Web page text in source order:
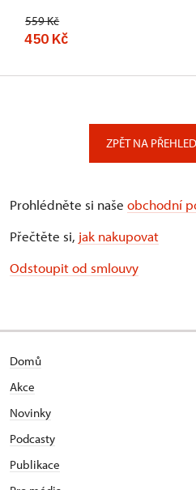
559 Kč
450 Kč
ZPĚT NA
Prohlédněte si naše obchodní
Přečtěte si, jak nakupovat
Odstoupit od smlouvy
Domů
Akce
Novinky
Podcasty
Publikace